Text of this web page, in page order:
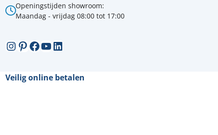
Openingstijden showroom:
Maandag - vrijdag 08:00 tot 17:00
Instagram
Pinterest
Facebook
YouTube
LinkedIn
Veilig online betalen